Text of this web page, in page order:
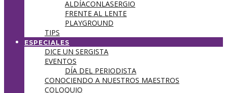
ALDÍACONLASERGIO
FRENTE AL LENTE
PLAYGROUND
TIPS
ESPECIALES
DICE UN SERGISTA
EVENTOS
DÍA DEL PERIODISTA
CONOCIENDO A NUESTROS MAESTROS
COLOQUIO